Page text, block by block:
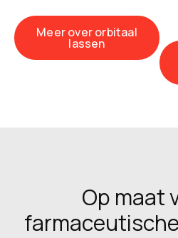
Meer over orbitaal
lassen
Op maat